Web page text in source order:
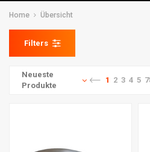
Home Übersicht
Filters
Neueste
Produkte
1 2 3 4 5